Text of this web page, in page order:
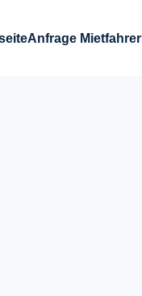
Anfrage Mietfahrer